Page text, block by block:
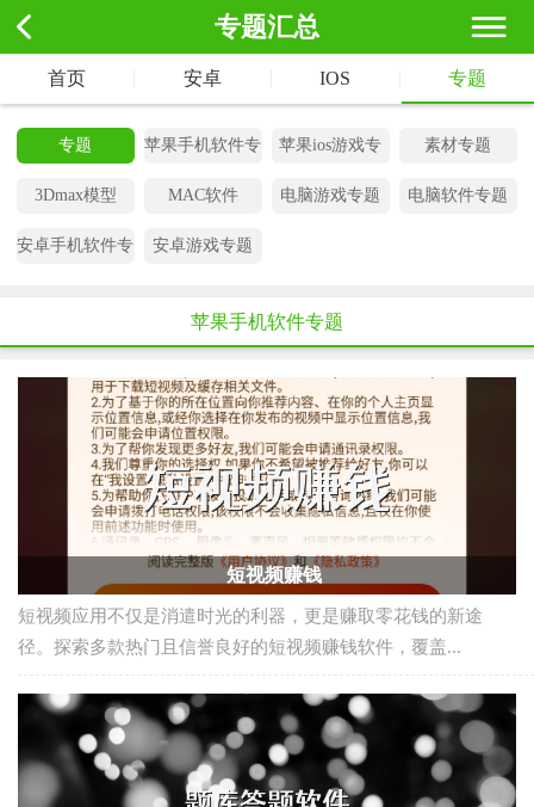
专题汇总
首页 安卓 IOS 专题
专题
苹果手机软件专
苹果ios游戏专
素材专题
3Dmax模型 MAC软件 电脑游戏专题 电脑软件专题
安卓手机软件专
安卓游戏专题
苹果手机软件专题
短视频赚钱
短视频应用不仅是消遣时光的利器，更是赚取零花钱的新途
径。探索多款热门且信誉良好的短视频赚钱软件，覆盖...